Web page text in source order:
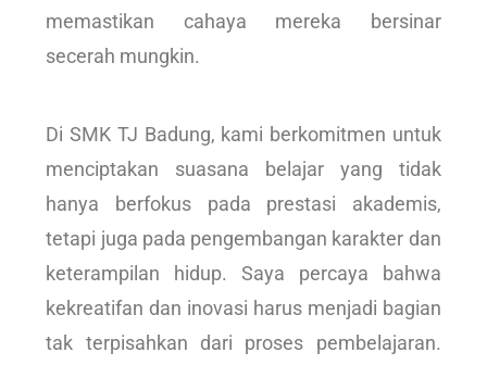
memastikan cahaya mereka bersinar
secerah mungkin.
Di SMK TJ Badung, kami berkomitmen untuk
menciptakan suasana belajar yang tidak
hanya berfokus pada prestasi akademis,
tetapi juga pada pengembangan karakter dan
keterampilan hidup. Saya percaya bahwa
kekreatifan dan inovasi harus menjadi bagian
tak terpisahkan dari proses pembelajaran.